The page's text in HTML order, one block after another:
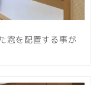
窓を配置する事が